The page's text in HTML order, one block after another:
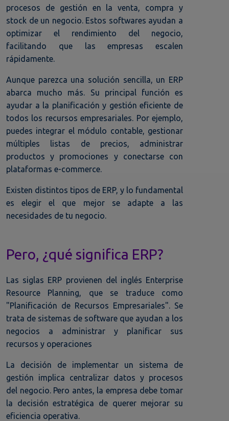
procesos de gestión en la venta, compra y
stock de un negocio. Estos softwares ayudan a
optimizar el rendimiento del negocio,
facilitando que las empresas escalen
rápidamente.
Aunque parezca una solución sencilla, un ERP
abarca mucho más. Su principal función es
ayudar a la planificación y gestión eficiente de
todos los recursos empresariales. Por ejemplo,
puedes integrar el módulo contable, gestionar
múltiples listas de precios, administrar
productos y promociones y conectarse con
plataformas e-commerce.
Existen distintos tipos de ERP, y lo fundamental
es elegir el que mejor se adapte a las
necesidades de tu negocio.
Pero, ¿qué significa ERP?
Las siglas ERP provienen del inglés Enterprise
Resource Planning, que se traduce como
"Planificación de Recursos Empresariales". Se
trata de sistemas de software que ayudan a los
negocios a administrar y planificar sus
recursos y operaciones
La decisión de implementar un sistema de
gestión implica centralizar datos y procesos
del negocio. Pero antes, la empresa debe tomar
la decisión estratégica de querer mejorar su
eficiencia operativa.